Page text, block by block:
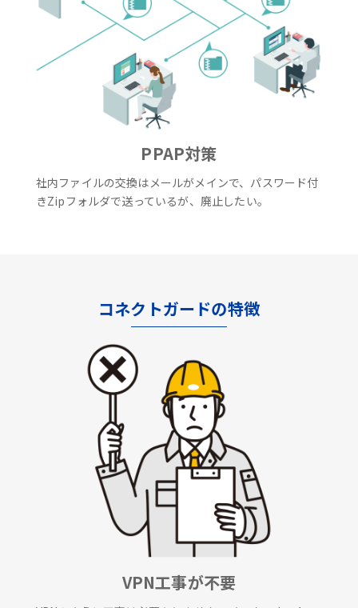
PPAP対策
社内ファイルの交換はメールがメインで、パスワード付
きZipフォルダで送っているが、廃止したい。
コネクトガードの特徴
VPN工事が不要